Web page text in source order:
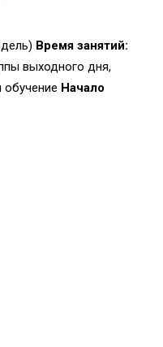
Время занятий:
выходного дня,
обучение Начало